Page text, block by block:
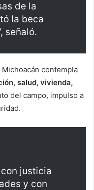
de la
la beca
señaló.
contempla
salud, vivienda,
del campo, impulso a
justicia
y con